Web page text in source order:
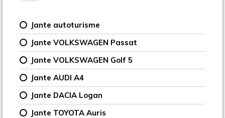
Jante autoturisme
Jante VOLKSWAGEN Passat
Jante VOLKSWAGEN Golf 5
Jante AUDI A4
Jante DACIA Logan
Jante TOYOTA Auris